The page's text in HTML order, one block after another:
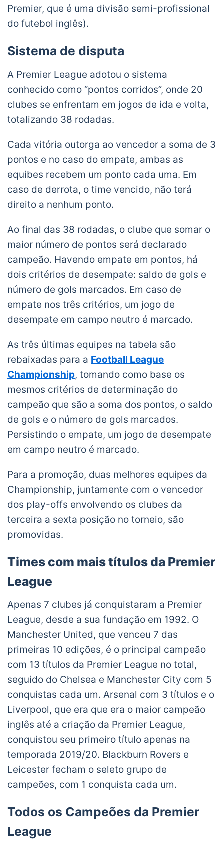
Premier, que é uma divisão semi-profissional
do futebol inglês).
Sistema de disputa
A Premier League adotou o sistema
conhecido como “pontos corridos”, onde 20
clubes se enfrentam em jogos de ida e volta,
totalizando 38 rodadas.
Cada vitória outorga ao vencedor a soma de 3
pontos e no caso do empate, ambas as
equibes recebem um ponto cada uma. Em
caso de derrota, o time vencido, não terá
direito a nenhum ponto.
Ao final das 38 rodadas, o clube que somar o
maior número de pontos será declarado
campeão. Havendo empate em pontos, há
dois critérios de desempate: saldo de gols e
número de gols marcados. Em caso de
empate nos três critérios, um jogo de
desempate em campo neutro é marcado.
As três últimas equipes na tabela são
rebaixadas para a Football League
Championship, tomando como base os
mesmos critérios de determinação do
campeão que são a soma dos pontos, o saldo
de gols e o número de gols marcados.
Persistindo o empate, um jogo de desempate
em campo neutro é marcado.
Para a promoção, duas melhores equipes da
Championship, juntamente com o vencedor
dos play-offs envolvendo os clubes da
terceira a sexta posição no torneio, são
promovidas.
Times com mais títulos da Premier
League
Apenas 7 clubes já conquistaram a Premier
League, desde a sua fundação em 1992. O
Manchester United, que venceu 7 das
primeiras 10 edições, é o principal campeão
com 13 títulos da Premier League no total,
seguido do Chelsea e Manchester City com 5
conquistas cada um. Arsenal com 3 títulos e o
Liverpool, que era que era o maior campeão
inglês até a criação da Premier League,
conquistou seu primeiro título apenas na
temporada 2019/20. Blackburn Rovers e
Leicester fecham o seleto grupo de
campeões, com 1 conquista cada um.
Todos os Campeões da Premier
League